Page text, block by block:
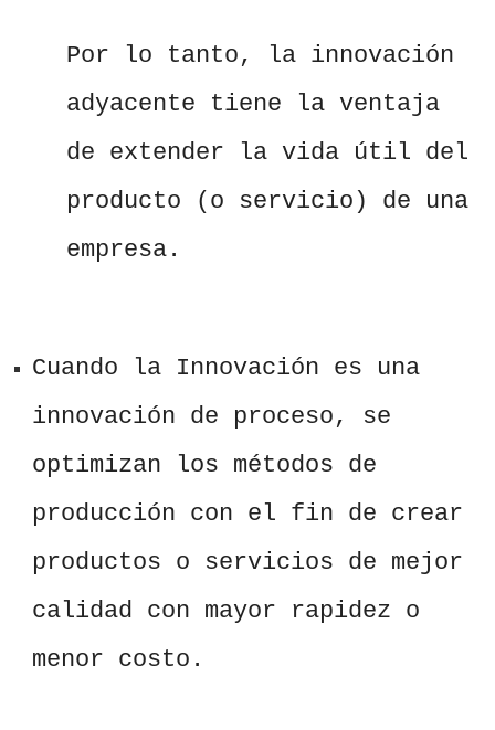
Por lo tanto, la innovación
adyacente tiene la ventaja
de extender la vida útil del
producto (o servicio) de una
empresa.
Cuando la Innovación es una
innovación de proceso, se
optimizan los métodos de
producción con el fin de crear
productos o servicios de mejor
calidad con mayor rapidez o
menor costo.